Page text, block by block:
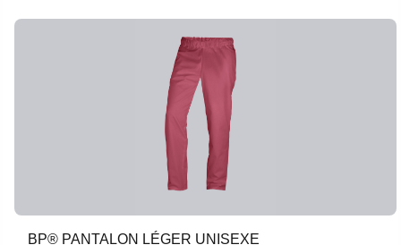
BP® PANTALON LÉGER UNISEXE